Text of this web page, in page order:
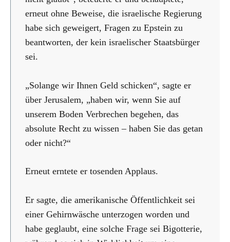
erneut ohne Beweise, die israelische Regierung
habe sich geweigert, Fragen zu Epstein zu
beantworten, der kein israelischer Staatsbürger
sei.
„Solange wir Ihnen Geld schicken“, sagte er
über Jerusalem, „haben wir, wenn Sie auf
unserem Boden Verbrechen begehen, das
absolute Recht zu wissen – haben Sie das getan
oder nicht?“
Erneut erntete er tosenden Applaus.
Er sagte, die amerikanische Öffentlichkeit sei
einer Gehirnwäsche unterzogen worden und
habe geglaubt, eine solche Frage sei Bigotterie,